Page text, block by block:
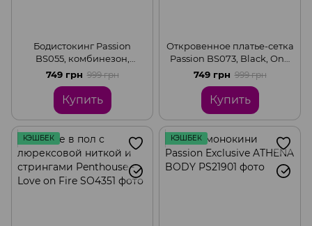
Бодистокинг Passion
BS055, комбинезон,
имитация чулок и пояса,
длинный рукав, закрытое
плечо, Black, S-L
749 грн 999 грн
Купить
Откровенное платье-сетка
Passion BS073, Black, One
size
749 грн 999 грн
Купить
КЭШБЕК КЭШБЕК